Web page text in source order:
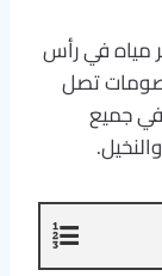
مياه في رأس
وخصومات تصل
في جميع